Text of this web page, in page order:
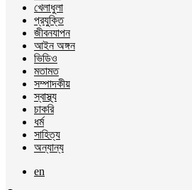
খেলাধুলা
প্রযুক্তি
জীবনযাপন
আইন অঙ্গন
ভিডিও
মতামত
সম্পাদকীয়
স্বাস্থ্য
চাকরি
ধর্ম
সাহিত্য
অন্যান্য
en